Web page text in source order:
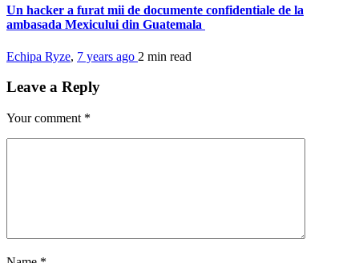
Un hacker a furat mii de documente confidentiale de la
ambasada Mexicului din Guatemala
Echipa Ryze, 7 years ago 2 min read
Leave a Reply
Your comment *